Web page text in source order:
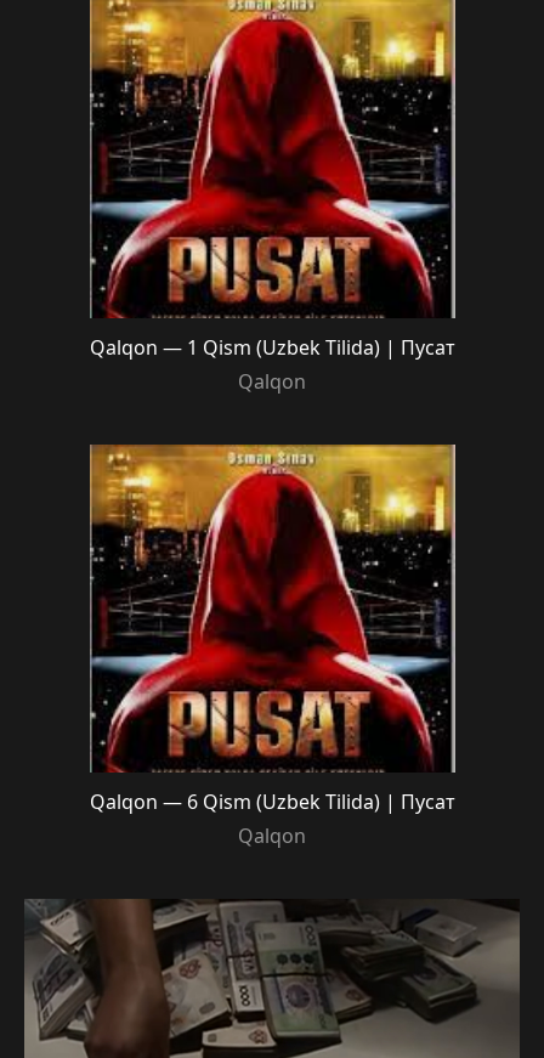
Qalqon — 1 Qism (Uzbek Tilida) | Пусат
Qalqon
Qalqon — 6 Qism (Uzbek Tilida) | Пусат
Qalqon